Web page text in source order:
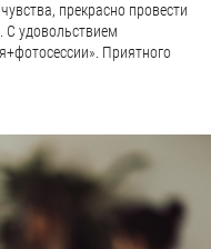
прекрасно провести
С удовольствием
Приятного